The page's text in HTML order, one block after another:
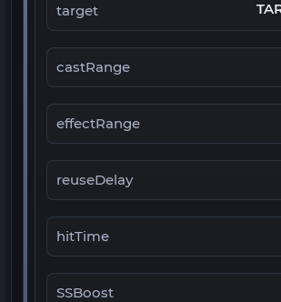
target
castRange
effectRange
reuseDelay
hitTime
SSBoost